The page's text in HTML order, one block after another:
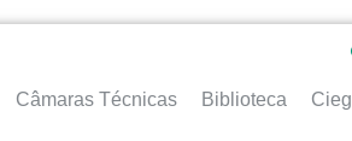
Câmaras Técnicas Biblioteca